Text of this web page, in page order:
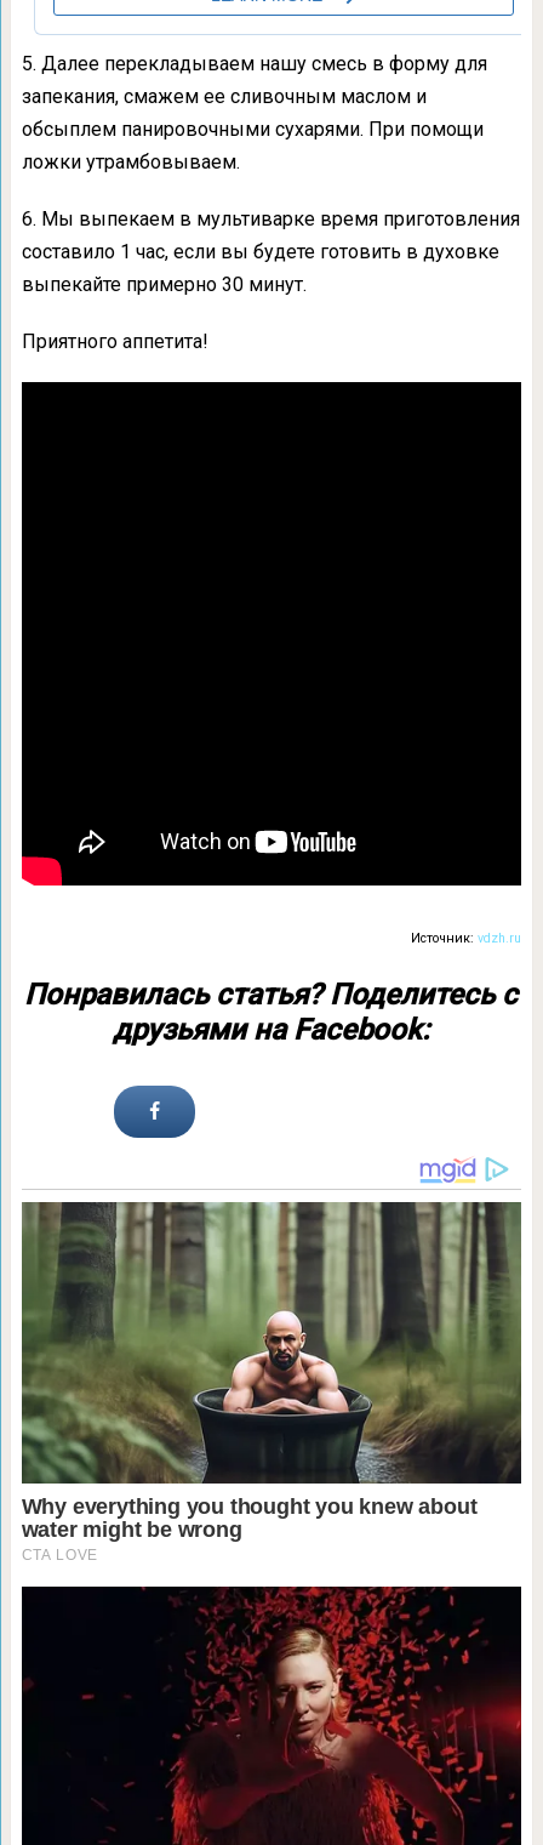
5. Далее перекладываем нашу смесь в форму для
запекания, смажем ее сливочным маслом и
обсыплем панировочными сухарями. При помощи
ложки утрамбовываем.
6. Мы выпекаем в мультиварке время приготовления
составило 1 час, если вы будете готовить в духовке
выпекайте примерно 30 минут.
Приятного аппетита!
Источник:vdzh.ru
Понравилась статья? Поделитесь с
друзьями на Facebook: